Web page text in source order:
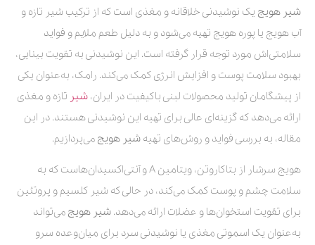
شیر هویج یک نوشیدنی خلاقانه و مغذی است که از ترکیب شیر تازه و
آب هویج یا پوره هویج تهیه می‌شود و به دلیل طعم ملایم و فواید
سلامتی‌اش مورد توجه قرار گرفته است. این نوشیدنی به تقویت بینایی،
بهبود سلامت پوست و افزایش انرژی کمک می‌کند. رامک، به‌عنوان یکی
از پیشگامان تولید محصولات لبنی باکیفیت در ایران، شیر تازه و مغذی
ارائه می‌دهد که گزینه‌ای عالی برای تهیه این نوشیدنی هستند. در این
مقاله، به بررسی فواید و روش‌های تهیه شیر هویج می‌پردازیم.
هویج سرشار از بتاکاروتن، ویتامین A و آنتی‌اکسیدان‌هاست که به
سلامت چشم و پوست کمک می‌کند، در حالی که شیر کلسیم و پروتئین
برای تقویت استخوان‌ها و عضلات ارائه می‌دهد. شیر هویج می‌تواند
به‌عنوان یک اسموتی مغذی یا نوشیدنی سرد برای میان‌وعده سرو